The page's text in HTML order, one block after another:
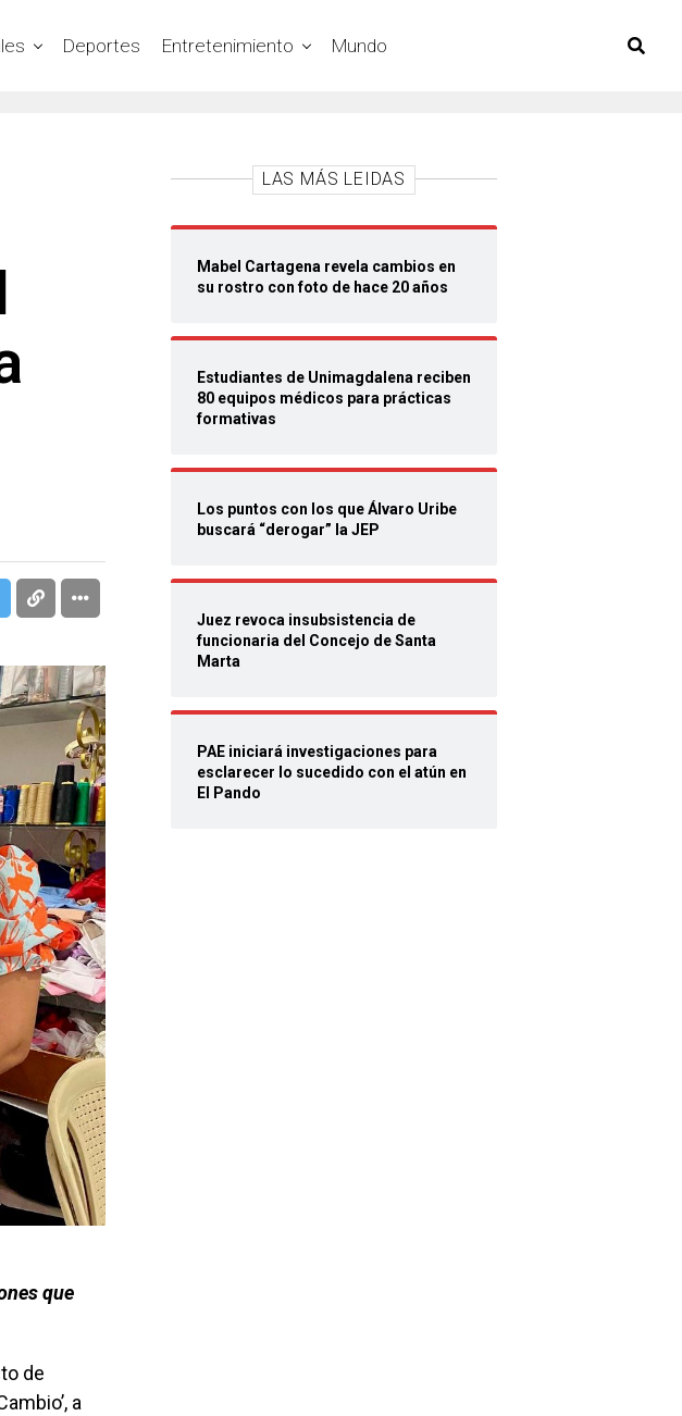
Deportes Entretenimiento Mundo
que
de
a
LAS MÁS LEIDAS
Mabel Cartagena revela cambios en
su rostro con foto de hace 20 años
Estudiantes de Unimagdalena reciben
80 equipos médicos para prácticas
formativas
Los puntos con los que Álvaro Uribe
buscará “derogar” la JEP
Juez revoca insubsistencia de
funcionaria del Concejo de Santa
Marta
PAE iniciará investigaciones para
esclarecer lo sucedido con el atún en
El Pando